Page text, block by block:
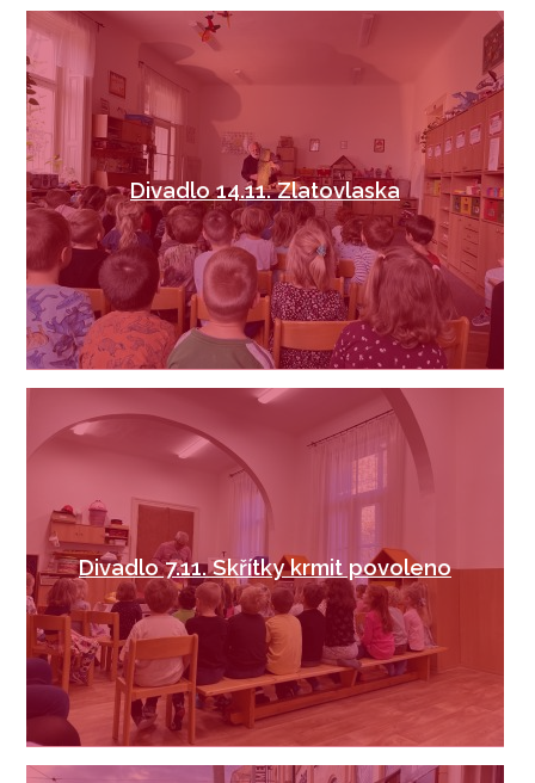
Divadlo 14.11. Zlatovlaska
Divadlo 7.11. Skřítky krmit povoleno